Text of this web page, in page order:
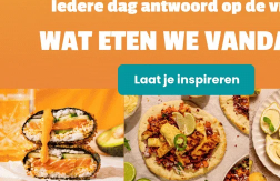
Makkelijke
Vegetarische